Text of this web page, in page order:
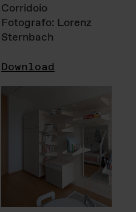
Corridoio
Fotografo: Lorenz
Sternbach
Download